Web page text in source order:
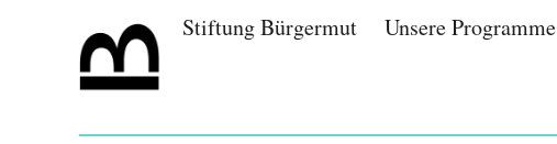
Stiftung Bürgermut Unsere Programme